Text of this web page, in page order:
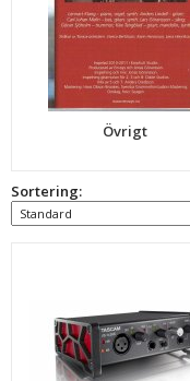
Övrigt
Sortering: